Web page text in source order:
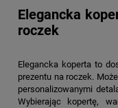
Elegancka
roczek
Elegancka koperta to
prezentu na roczek.
personalizowanymi
Wybierając kopertę,